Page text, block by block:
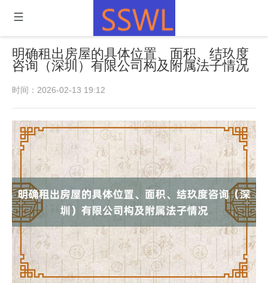
明确租出房屋的具体位置、面积、结玖度
咨询（深圳）有限公司构及附属法子情况
时间：2026-02-13 19:12